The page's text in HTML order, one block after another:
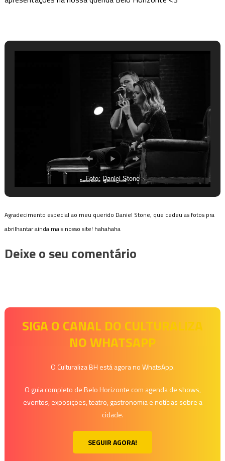
Foto: Daniel Stone
Agradecimento especial ao meu querido Daniel Stone, que cedeu as fotos pra
abrilhantar ainda mais nosso site! hahahaha
Deixe o seu comentário
SIGA O CANAL DO CULTURALIZA
NO WHATSAPP
O Culturaliza BH está agora no WhatsApp.
O guia completo de Belo Horizonte com agenda de shows,
eventos, exposições, teatro, gastronomia e notícias sobre a
cidade.
SEGUIR AGORA!